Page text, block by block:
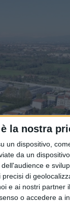
la nostra
un dispositivo,
da un
e
di
e ai nostri partner
o accedere a